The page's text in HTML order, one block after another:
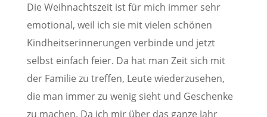
Die Weihnachtszeit ist für mich immer sehr
emotional, weil ich sie mit vielen schönen
Kindheitserinnerungen verbinde und jetzt
selbst einfach feier. Da hat man Zeit sich mit
der Familie zu treffen, Leute wiederzusehen,
die man immer zu wenig sieht und Geschenke
zu machen. Da ich mir über das ganze Jahr